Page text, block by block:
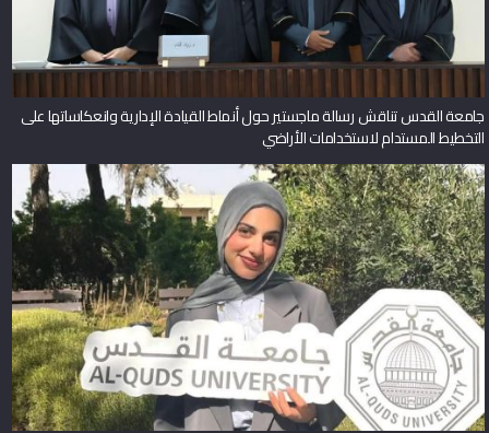
جامعة القدس تناقش رسالة ماجستير حول أنماط القيادة الإدارية وانعكاساتها على
التخطيط المستدام لاستخدامات الأراضي